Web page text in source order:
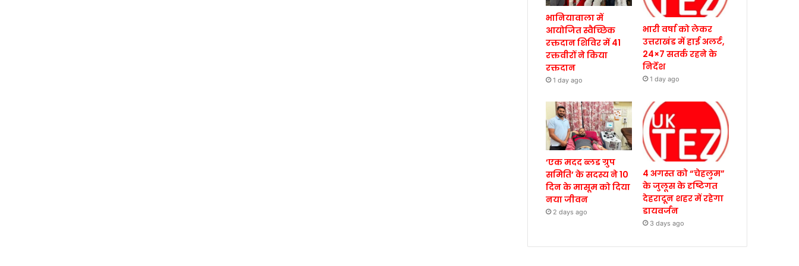
भानियावाला में
आयोजित स्वैच्छिक
रक्तदान शिविर में 41
रक्तवीरों ने किया
रक्तदान
1 day ago
भारी वर्षा को लेकर
उत्तराखंड में हाई अलर्ट,
24×7 सतर्क रहने के
निर्देश
1 day ago
‘एक मदद ब्लड ग्रुप
समिति’ के सदस्य ने 10
दिन के मासूम को दिया
नया जीवन
2 days ago
4 अगस्त को “चेहलुम”
के जुलूस के दृष्टिगत
देहरादून शहर में रहेगा
डायवर्जन
3 days ago